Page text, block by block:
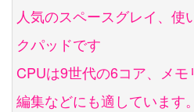
人気のスペースグレイ、使
クパッドです
CPUは9世代の6コア、メ
編集などにも適しています。